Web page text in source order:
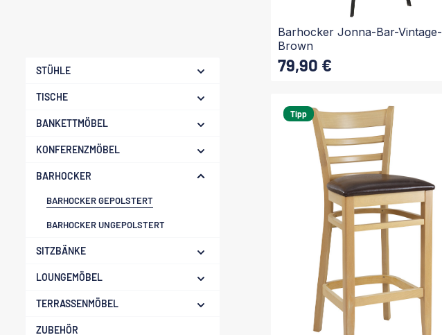
STÜHLE
TISCHE
BANKETTMÖBEL
KONFERENZMÖBEL
BARHOCKER
BARHOCKER GEPOLSTERT
BARHOCKER UNGEPOLSTERT
SITZBÄNKE
LOUNGEMÖBEL
TERRASSENMÖBEL
ZUBEHÖR
Barhocker Jonna-Bar-Vintage-
Brown
Regulärer Preis:
79,90 €
In den Warenkorb
Tipp